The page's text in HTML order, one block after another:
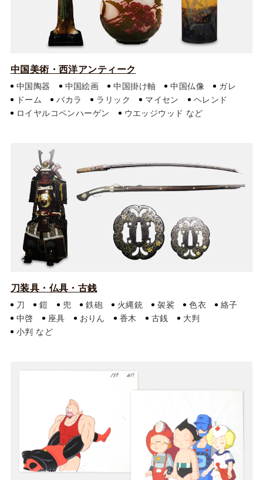
中国美術・西洋アンティーク
中国陶器 中国絵画 中国掛け軸 中国仏像
ガレ
ドーム
バカラ ラリック マイセン
ヘレンド
ロイヤルコペンハーゲン
ウエッジウッド
刀装具・仏具・古銭
刀 鎧 兜 鉄砲 火縄銃 袈裟 色衣
絡子
中啓
座具 おりん 香木 古銭
大判
小判